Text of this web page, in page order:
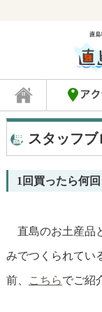
スタッフブ
1回買ったら何
直島のお土産品
みでつくられてい
前、 こちらでご紹